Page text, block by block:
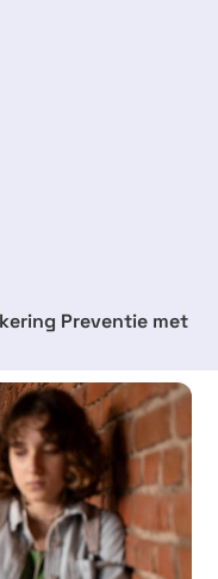
Preventie met